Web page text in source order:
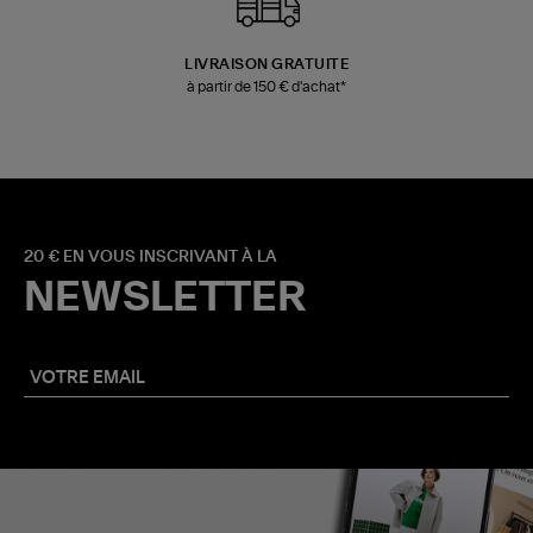
LIVRAISON GRATUITE
à partir de 150 € d'achat*
20 € EN VOUS INSCRIVANT À LA
NEWSLETTER